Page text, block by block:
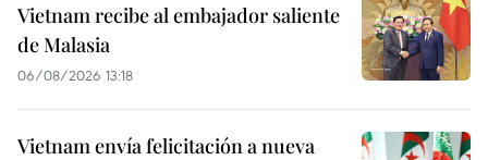
Vietnam recibe al embajador saliente
de Malasia
06/08/2026 13:18
Vietnam envía felicitación a nueva